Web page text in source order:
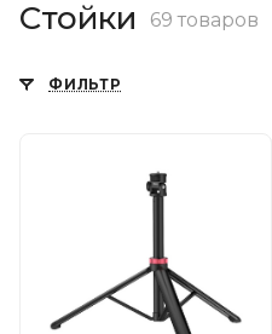
Стойки 69 товаров
ФИЛЬТР